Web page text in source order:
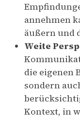
annehmen
äußern und
Weite
die eigenen
sondern
Kontext, in